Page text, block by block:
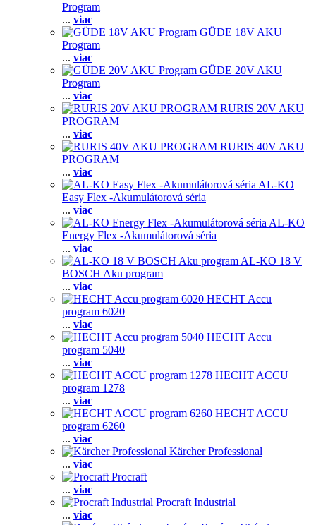
Program
... viac
GÜDE 18V AKU
Program
... viac
GÜDE 20V AKU
Program
... viac
RURIS 20V AKU
PROGRAM
... viac
RURIS 40V AKU
PROGRAM
... viac
AL-KO
Easy Flex -Akumulátorová séria
... viac
AL-KO
Energy Flex -Akumulátorová séria
... viac
AL-KO 18 V
BOSCH Aku program
... viac
HECHT Accu
program 6020
... viac
HECHT Accu
program 5040
... viac
HECHT ACCU
program 1278
... viac
HECHT ACCU
program 6260
... viac
Kärcher Professional
... viac
Procraft
... viac
Procraft Industrial
... viac